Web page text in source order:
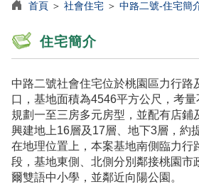
首頁 ＞ 社會住宅 ＞ 中路二號-住宅簡
住宅簡介
中路二號社會住宅位於桃園區力行路
口，基地面積為4546平方公尺，考
規劃一至三房多元房型，並配有店鋪
興建地上16層及17層、地下3層，約
在地理位置上，本案基地南側臨力行
段，基地東側、北側分別鄰接桃園市
爾雙語中小學，並鄰近向陽公園。